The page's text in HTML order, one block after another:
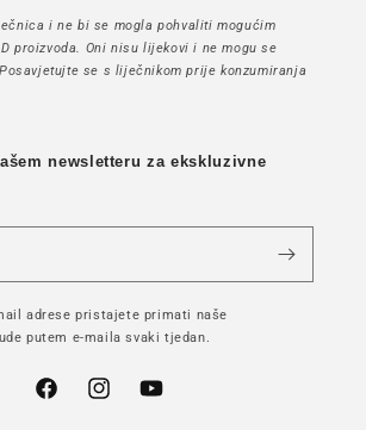
i ne bi se mogla pohvaliti mogućim
proizvoda. Oni nisu lijekovi i ne mogu se
se s liječnikom prije konzumiranja
newsletteru za ekskluzivne
adrese pristajete primati naše
putem e-maila svaki tjedan.
FacebookInstagramYouTube